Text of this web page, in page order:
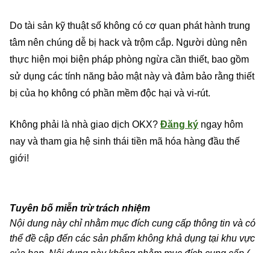
Do tài sản kỹ thuật số không có cơ quan phát hành trung
tâm nên chúng dễ bị hack và trộm cắp. Người dùng nên
thực hiện mọi biện pháp phòng ngừa cần thiết, bao gồm
sử dụng các tính năng bảo mật này và đảm bảo rằng thiết
bị của họ không có phần mềm độc hại và vi-rút.
Không phải là nhà giao dịch OKX? Đăng ký ngay hôm
nay và tham gia hệ sinh thái tiền mã hóa hàng đầu thế
giới!
Tuyên bố miễn trừ trách nhiệm
Nội dung này chỉ nhằm mục đích cung cấp thông tin và có
thể đề cập đến các sản phẩm không khả dụng tại khu vực